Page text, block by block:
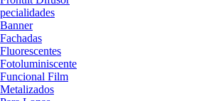
Banner
Fachadas
Fluorescentes
Fotoluminiscente
Funcional Film
Metalizados